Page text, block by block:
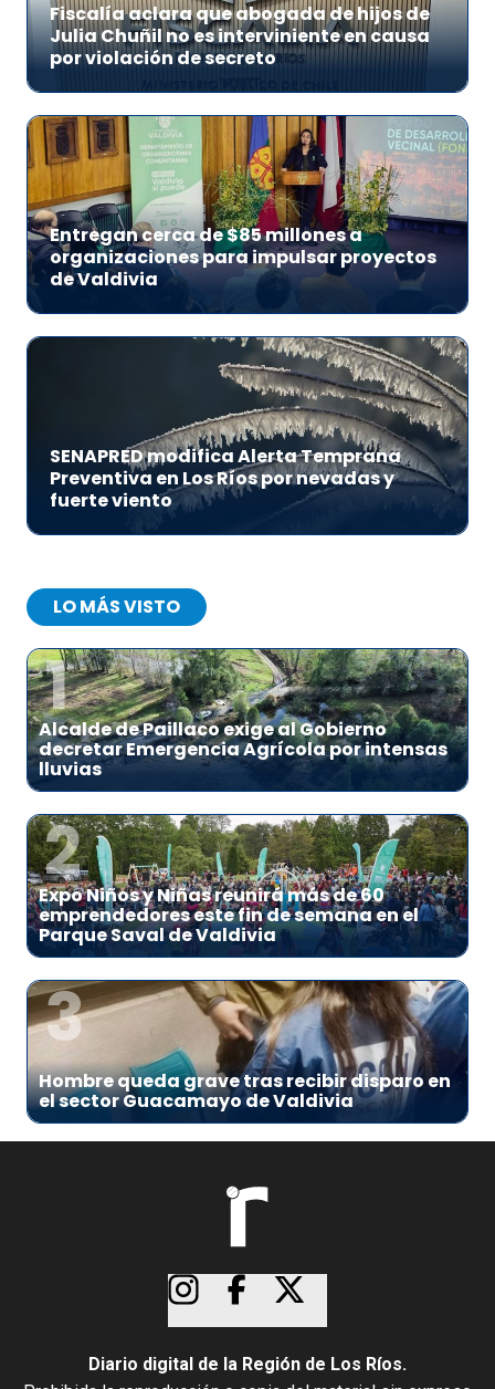
Fiscalía aclara que abogada de hijos de
Julia Chuñil no es interviniente en causa
por violación de secreto
Entregan cerca de $85 millones a
organizaciones para impulsar proyectos
de Valdivia
SENAPRED modifica Alerta Temprana
Preventiva en Los Ríos por nevadas y
fuerte viento
LO MÁS VISTO
1
Alcalde de Paillaco exige al Gobierno
decretar Emergencia Agrícola por intensas
lluvias
2
Expo Niños y Niñas reunirá más de 60
emprendedores este fin de semana en el
Parque Saval de Valdivia
3
Hombre queda grave tras recibir disparo en
el sector Guacamayo de Valdivia
Diario digital de la Región de Los Ríos.